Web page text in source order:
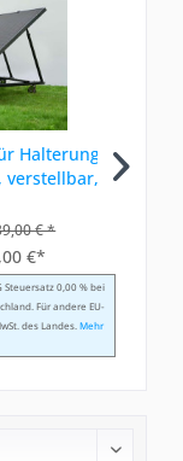
Halterung
verstellbar,
€ *
€*
Steuersatz 0,00 % bei
Für andere EU-
des Landes.Mehr